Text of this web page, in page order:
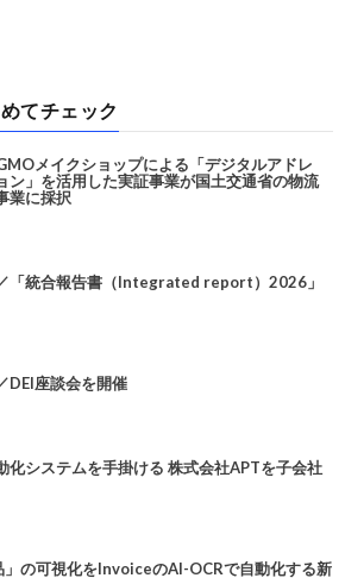
めてチェック
メイクショップによる「デジタルアドレ
ン」を活用した実証事業が国土交通省の物流
業に採択
「統合報告書（Integrated report）2026」
DEI座談会を開催
化システムを手掛ける 株式会社APTを子会社
の可視化をInvoiceのAI-OCRで自動化する新